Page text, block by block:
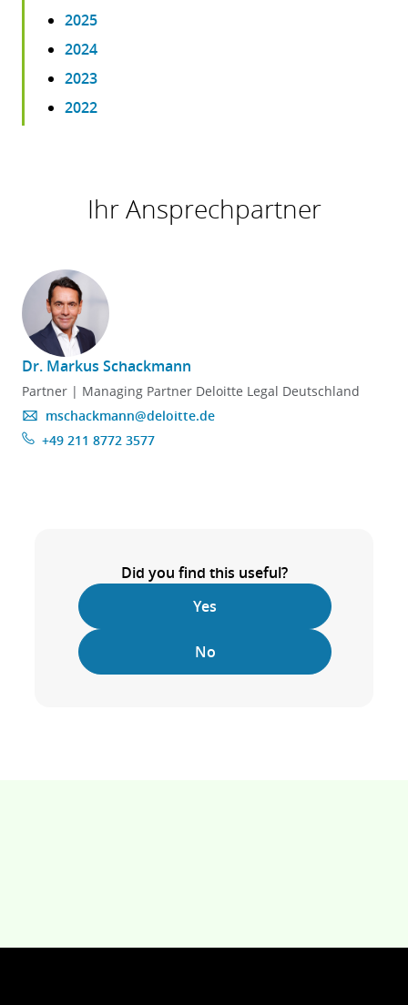
2025
2024
2023
2022
Ihr Ansprechpartner
Dr. Markus Schackmann
Partner | Managing Partner Deloitte Legal Deutschland
mschackmann@deloitte.de
+49 211 8772 3577
Did you find this useful?
Yes
No